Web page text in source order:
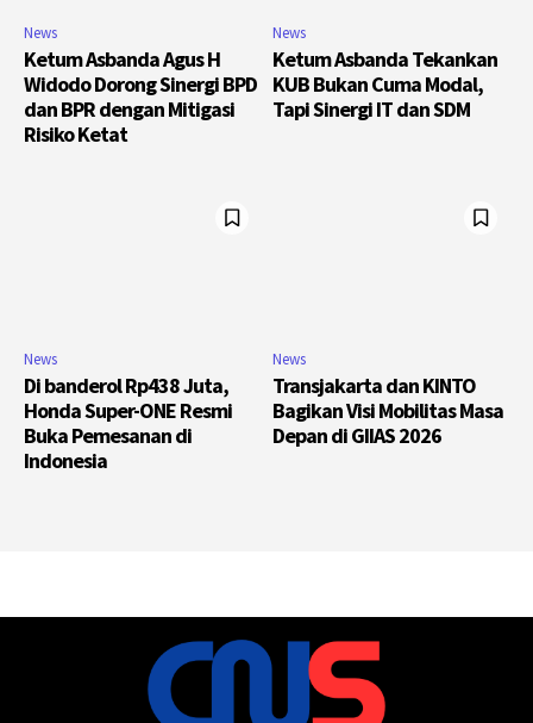
News
Ketum Asbanda Agus H
Widodo Dorong Sinergi BPD
dan BPR dengan Mitigasi
Risiko Ketat
News
Ketum Asbanda Tekankan
KUB Bukan Cuma Modal,
Tapi Sinergi IT dan SDM
News
Di banderol Rp438 Juta,
Honda Super-ONE Resmi
Buka Pemesanan di
Indonesia
News
Transjakarta dan KINTO
Bagikan Visi Mobilitas Masa
Depan di GIIAS 2026